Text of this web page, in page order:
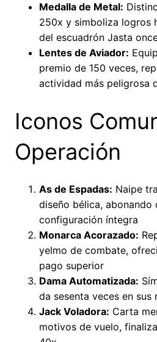
Medalla de Metal:
250x y simboliza logros
del escuadrón Jasta
Lentes de Aviador:
premio de 150 veces,
actividad más peligrosa
Iconos
Operación
As de Espadas: Naipe
diseño bélica, abonando
configuración íntegra
Monarca Acorazado:
yelmo de combate,
pago superior
Dama Automatizada:
da sesenta veces en
Jack Voladora: Carta
motivos de vuelo,